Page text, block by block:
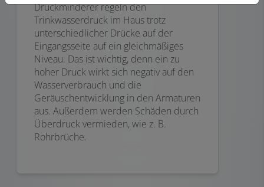
Druckminderer regeln den
Trinkwasserdruck im Haus trotz
unterschiedlicher Drücke auf der
Eingangsseite auf ein gleichmäßiges
Niveau. Das ist wichtig, denn ein zu
hoher Druck wirkt sich negativ auf den
Wasserverbrauch und die
Geräuschentwicklung in den Armaturen
aus. Außerdem werden Schäden durch
Überdruck vermieden, wie z. B.
Rohrbrüche.